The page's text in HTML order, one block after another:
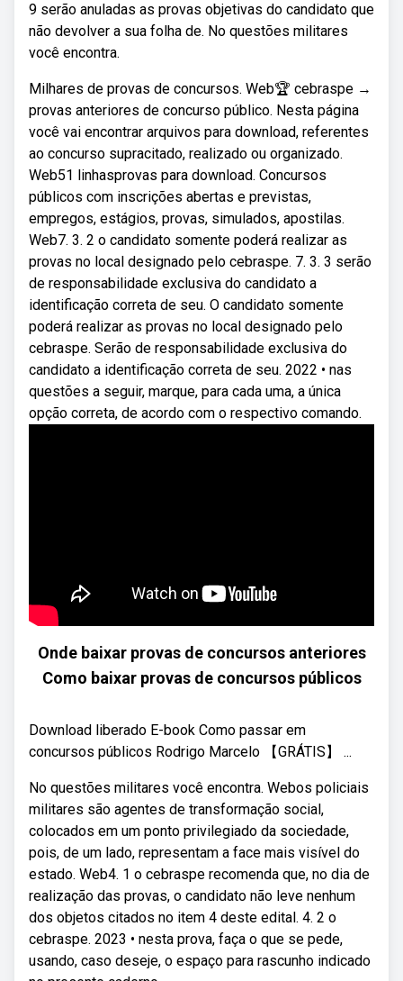
9 serão anuladas as provas objetivas do candidato que
não devolver a sua folha de. No questões militares
você encontra.
Milhares de provas de concursos. Web🏆 cebraspe →
provas anteriores de concurso público. Nesta página
você vai encontrar arquivos para download, referentes
ao concurso supracitado, realizado ou organizado.
Web51 linhasprovas para download. Concursos
públicos com inscrições abertas e previstas,
empregos, estágios, provas, simulados, apostilas.
Web7. 3. 2 o candidato somente poderá realizar as
provas no local designado pelo cebraspe. 7. 3. 3 serão
de responsabilidade exclusiva do candidato a
identificação correta de seu. O candidato somente
poderá realizar as provas no local designado pelo
cebraspe. Serão de responsabilidade exclusiva do
candidato a identificação correta de seu. 2022 • nas
questões a seguir, marque, para cada uma, a única
opção correta, de acordo com o respectivo comando.
Onde baixar provas de concursos anteriores
Como baixar provas de concursos públicos
Download liberado E-book Como passar em
concursos públicos Rodrigo Marcelo 【GRÁTIS】 ...
No questões militares você encontra. Webos policiais
militares são agentes de transformação social,
colocados em um ponto privilegiado da sociedade,
pois, de um lado, representam a face mais visível do
estado. Web4. 1 o cebraspe recomenda que, no dia de
realização das provas, o candidato não leve nenhum
dos objetos citados no item 4 deste edital. 4. 2 o
cebraspe. 2023 • nesta prova, faça o que se pede,
usando, caso deseje, o espaço para rascunho indicado